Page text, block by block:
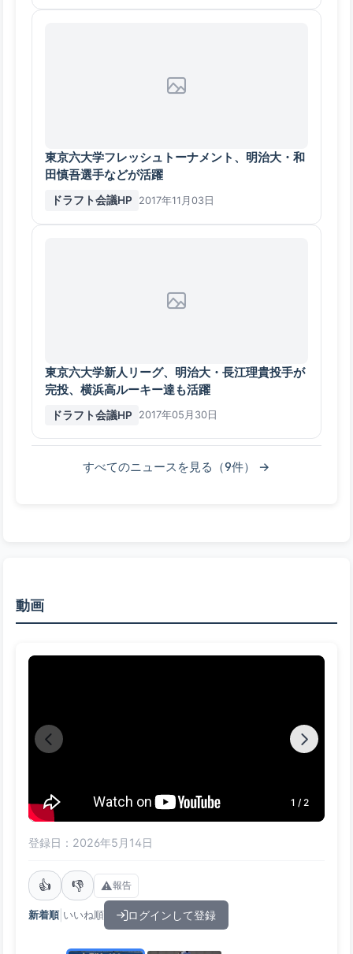
東京六大学フレッシュトーナメント、明治大・和
田慎吾選手などが活躍
ドラフト会議HP 2017年11月03日
東京六大学新人リーグ、明治大・長江理貴投手が
完投、横浜高ルーキー達も活躍
ドラフト会議HP 2017年05月30日
すべてのニュースを見る（9件） →
動画
1 / 2
登録日：2026年5月14日
👍 👎 ⚠️報告
新着順| いいね順 ログインして登録